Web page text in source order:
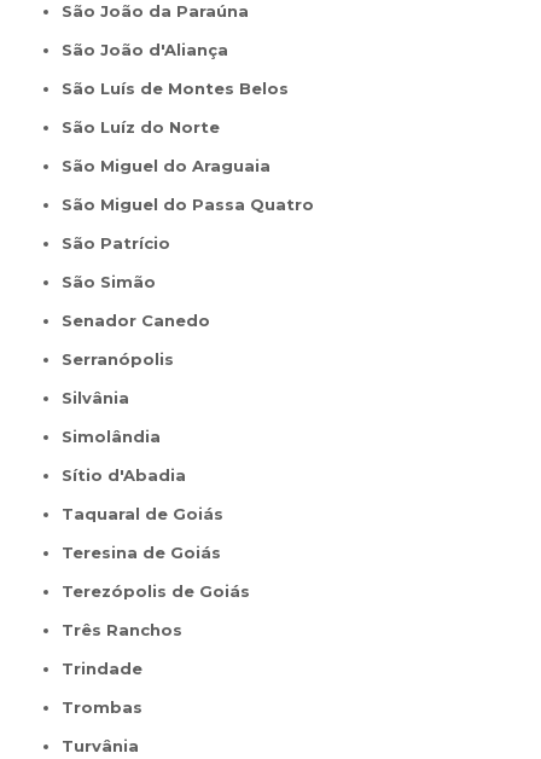
São João da Paraúna
São João d'Aliança
São Luís de Montes Belos
São Luíz do Norte
São Miguel do Araguaia
São Miguel do Passa Quatro
São Patrício
São Simão
Senador Canedo
Serranópolis
Silvânia
Simolândia
Sítio d'Abadia
Taquaral de Goiás
Teresina de Goiás
Terezópolis de Goiás
Três Ranchos
Trindade
Trombas
Turvânia